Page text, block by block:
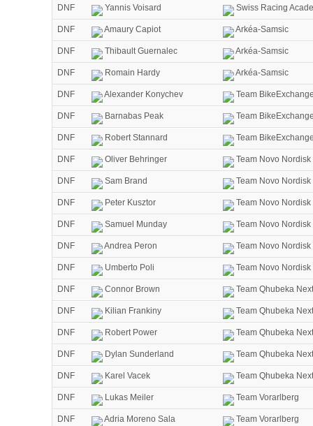
DNF Yannis Voisard Swiss Racing
DNF Amaury Capiot Arkéa-Samsic
DNF Thibault Guernalec Arkéa-Samsic
DNF Romain Hardy Arkéa-Samsic
DNF Alexander Konychev Team
DNF Barnabas Peak Team
DNF Robert Stannard Team
DNF Oliver Behringer Team Novo Nordisk
DNF Sam Brand Team Novo Nordisk
DNF Peter Kusztor Team Novo Nordisk
DNF Samuel Munday Team Novo Nordisk
DNF Andrea Peron Team Novo Nordisk
DNF Umberto Poli Team Novo Nordisk
DNF Connor Brown Team Qhubeka
DNF Kilian Frankiny Team Qhubeka
DNF Robert Power Team Qhubeka
DNF Dylan Sunderland Team Qhubeka
DNF Karel Vacek Team Qhubeka
DNF Lukas Meiler Team Vorarlberg
DNF Adria Moreno Sala Team Vorarlberg